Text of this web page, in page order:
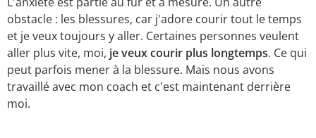
obstacle : les blessures, car j'adore courir tout le temps
et je veux toujours y aller. Certaines personnes veulent
aller plus vite, moi, je veux courir plus longtemps. Ce qui
peut parfois mener à la blessure. Mais nous avons
travaillé avec mon coach et c'est maintenant derrière
moi.